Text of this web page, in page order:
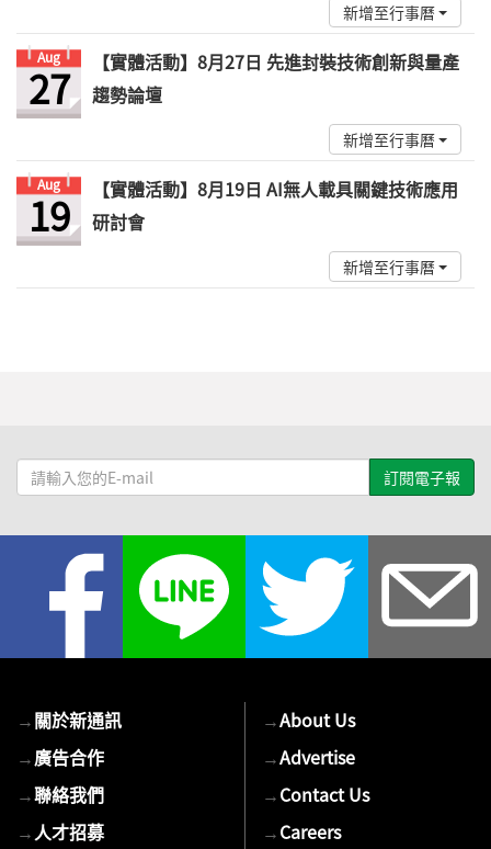
新增至行事曆
Aug
27
【實體活動】8月27日 先進封裝技術創新與量產
趨勢論壇
新增至行事曆
Aug
19
【實體活動】8月19日 AI無人載具關鍵技術應用
研討會
新增至行事曆
請
輸
→關於新通訊
→廣告合作
→聯絡我們
→人才招募
→About Us
→Advertise
→Contact Us
→Careers